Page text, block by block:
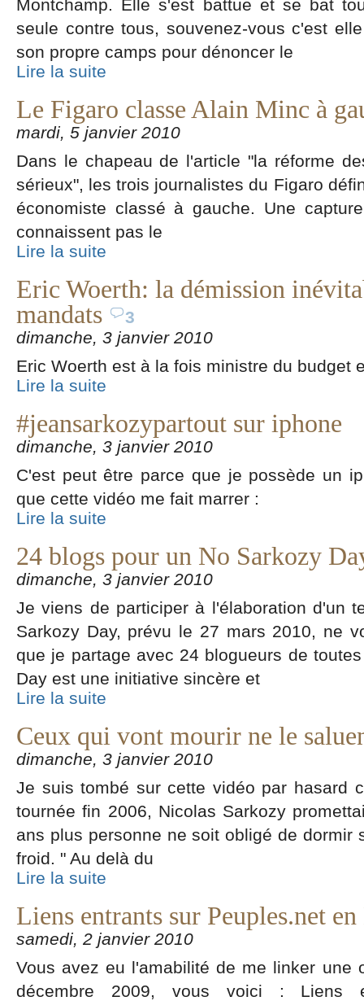
Montchamp. Elle s'est battue et se bat
seule contre tous, souvenez-vous c'est
son propre camps pour dénoncer le
Lire la suite
Le Figaro classe Alain Minc à
mardi, 5 janvier 2010
Dans le chapeau de l'article "la réforme
sérieux", les trois journalistes du Figaro
économiste classé à gauche. Une
connaissent pas le
Lire la suite
Eric Woerth: la démission
mandats
3
dimanche, 3 janvier 2010
Eric Woerth est à la fois ministre du budget
Lire la suite
#jeansarkozypartout sur iphone
dimanche, 3 janvier 2010
C'est peut être parce que je possède un
que cette vidéo me fait marrer :
Lire la suite
24 blogs pour un No Sarkozy
dimanche, 3 janvier 2010
Je viens de participer à l'élaboration d'un
Sarkozy Day, prévu le 27 mars 2010, ne
que je partage avec 24 blogueurs de
Day est une initiative sincère et
Lire la suite
Ceux qui vont mourir ne le
dimanche, 3 janvier 2010
Je suis tombé sur cette vidéo par hasard
tournée fin 2006, Nicolas Sarkozy
ans plus personne ne soit obligé de dormir
froid. " Au delà du
Lire la suite
Liens entrants sur Peuples.net
samedi, 2 janvier 2010
Vous avez eu l'amabilité de me linker une
décembre 2009, vous voici : Liens